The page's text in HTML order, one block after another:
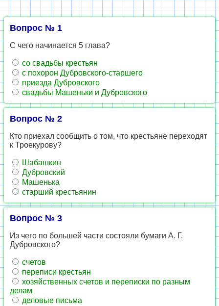
Вопрос № 1
С чего начинается 5 глава?
со свадьбы крестьян
с похорон Дубровского-старшего
приезда Дубровского
свадьбы Машеньки и Дубровского
Вопрос № 2
Кто приехал сообщить о том, что крестьяне переходят
к Троекурову?
Шабашкин
Дубровский
Машенька
старший крестьянин
Вопрос № 3
Из чего по большей части состояли бумаги А. Г.
Дубровского?
счетов
переписи крестьян
хозяйственных счетов и переписки по разным
делам
деловые письма